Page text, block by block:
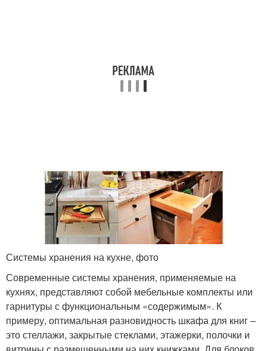
Системы хранения на кухне, фото
Современные системы хранения, применяемые на
кухнях, представляют собой мебельные комплекты или
гарнитуры с функциональным «содержимым». К
примеру, оптимальная разновидность шкафа для книг –
это стеллажи, закрытые стеклами, этажерки, полочки и